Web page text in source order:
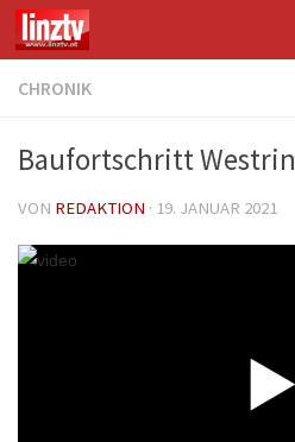
Unter dem Inhalt
CHRONIK
Baufortschritt
VON REDAKTION · 19. JANUAR 2021